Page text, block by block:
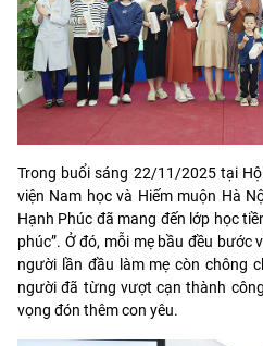
Trong buổi sáng 22/11/2025 tại
viện Nam học và Hiếm muộn Hà
Hạnh Phúc đã mang đến lớp học
phúc”. Ở đó, mỗi mẹ bầu đều
người lần đầu làm mẹ còn chông
người đã từng vượt cạn thành
vọng đón thêm con yêu.